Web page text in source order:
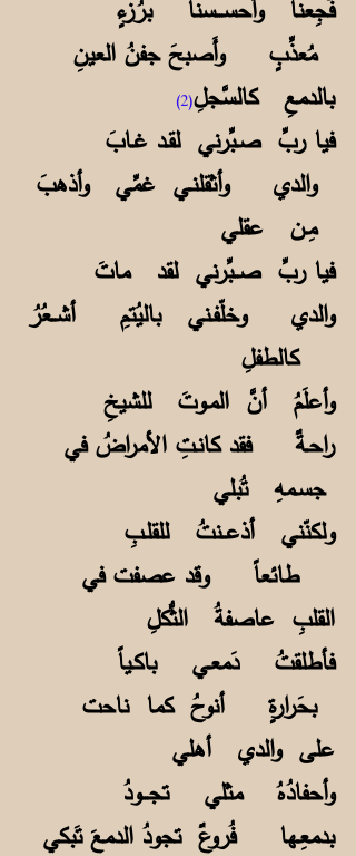
فُجِعنا وأحســـسنا برُزءٍ
مُعذِّبٍ وأَصبحَ جفنُ العينِ
بالدمعِ كالسَّجلِ(2)
فيا ربِّ صـبِّرني لقـد غـابَ
والدي وأثقلنـي غمِّي وأذهبَ
مِـن عقلي
فيا ربِّ صــبِّرني لقد ماتَ
والدي وخلّفـني باليُتمِ أشــعُرُ
كالطفلِ
وأعلَمُ أنَّ المـوتَ للشيخِ
راحـةٌ فقد كانـتِ الأمراضُ في
جسـمهِ تُبلي
ولكنّني أذعــنتُ للقلـبِ
طائعاً وقد عصفت في
القلبِ عاصفةُ الثُّكلِ
فأطلقتُ دَمعـي باكـياً
بحَرارةٍ أنوحُ كما ناحت
على والدي أهلي
وأحفادُهُ مثلي تجـــودُ
بدمعِـها فُروعٌ تجودُ الدمعَ تَبكي